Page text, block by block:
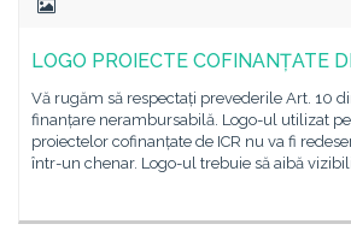
LOGO PROIECTE COFINANȚATE
Vă rugăm să respectați prevederile Art. 10
finanțare nerambursabilă. Logo-ul utilizat
proiectelor cofinanțate de ICR nu va fi
într-un chenar. Logo-ul trebuie să aibă